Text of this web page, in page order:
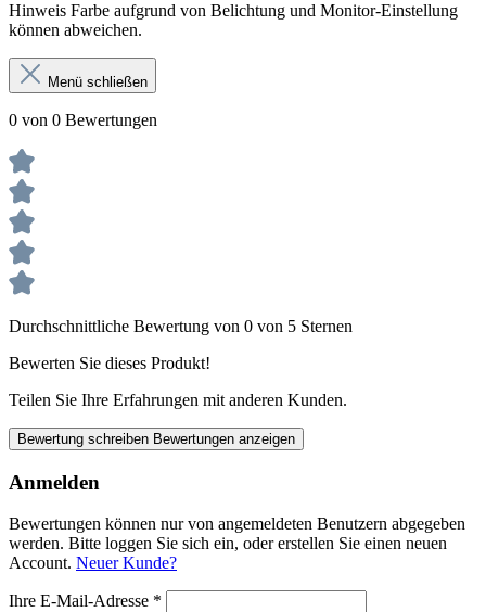
Hinweis Farbe aufgrund von Belichtung und Monitor-Einstellung
können abweichen.
Menü schließen
0 von 0 Bewertungen
Durchschnittliche Bewertung von 0 von 5 Sternen
Bewerten Sie dieses Produkt!
Teilen Sie Ihre Erfahrungen mit anderen Kunden.
Bewertung schreiben Bewertungen anzeigen
Anmelden
Bewertungen können nur von angemeldeten Benutzern abgegeben
werden. Bitte loggen Sie sich ein, oder erstellen Sie einen neuen
Account. Neuer Kunde?
Ihre E-Mail-Adresse *